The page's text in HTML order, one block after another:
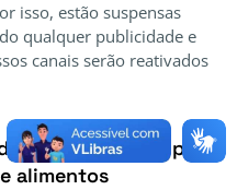
isso, estão suspensas
qualquer publicidade e
canais serão reativados
voluntárias para
alimentos